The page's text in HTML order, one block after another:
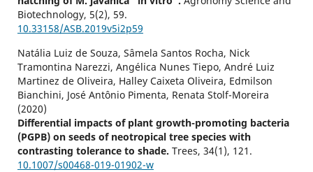
Biotechnology, 5(2), 59.
10.33158/ASB.2019v5i2p59
Natália Luiz de Souza, Sâmela Santos Rocha, Nick
Tramontina Narezzi, Angélica Nunes Tiepo, André Luiz
Martinez de Oliveira, Halley Caixeta Oliveira, Edmilson
Bianchini, José Antônio Pimenta, Renata Stolf-Moreira
(2020)
Differential impacts of plant growth-promoting bacteria
(PGPB) on seeds of neotropical tree species with
contrasting tolerance to shade. Trees, 34(1), 121.
10.1007/s00468-019-01902-w